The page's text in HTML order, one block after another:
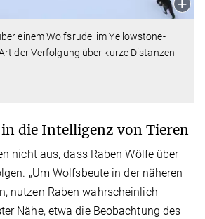
einem Wolfsrudel im Yellowstone-
der Verfolgung über kurze Distanzen
in die Intelligenz von Tieren
nicht aus, dass Raben Wölfe über
„Um Wolfsbeute in der näheren
nutzen Raben wahrscheinlich
Nähe, etwa die Beobachtung des